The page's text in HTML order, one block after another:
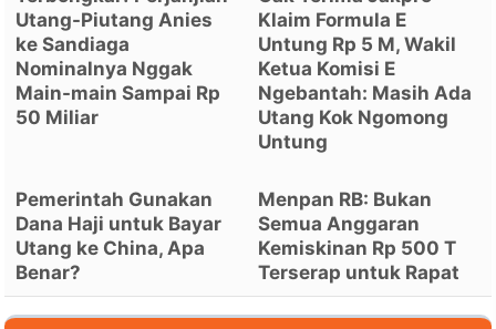
Utang-Piutang Anies
ke Sandiaga
Nominalnya Nggak
Main-main Sampai Rp
50 Miliar
Klaim Formula E
Untung Rp 5 M, Wakil
Ketua Komisi E
Ngebantah: Masih Ada
Utang Kok Ngomong
Untung
Pemerintah Gunakan
Dana Haji untuk Bayar
Utang ke China, Apa
Benar?
Menpan RB: Bukan
Semua Anggaran
Kemiskinan Rp 500 T
Terserap untuk Rapat